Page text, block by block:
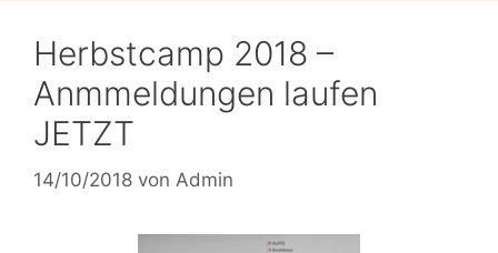
Herbstcamp 2018 –
Anmmeldungen laufen
JETZT
14/10/2018 von Admin